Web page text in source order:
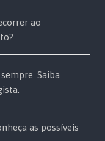
ao
Saiba
as possíveis